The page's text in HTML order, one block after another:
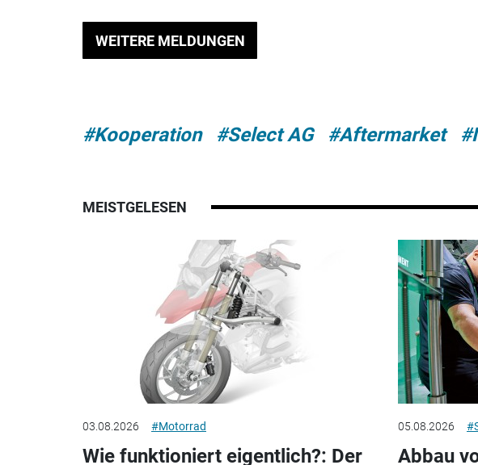
WEITERE MELDUNGEN
#Kooperation #Select AG #Aftermarket
MEISTGELESEN
03.08.2026 #Motorrad
Wie funktioniert eigentlich?: Der
05.08.2026
Abbau